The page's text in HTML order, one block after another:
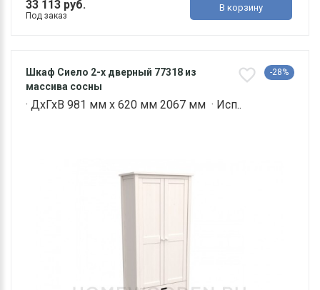
33 113 руб.
Под заказ
В корзину
Шкаф Сиело 2-х дверный 77318 из
массива сосны
-28%
· ДхГхВ 981 мм х 620 мм 2067 мм · Исп..